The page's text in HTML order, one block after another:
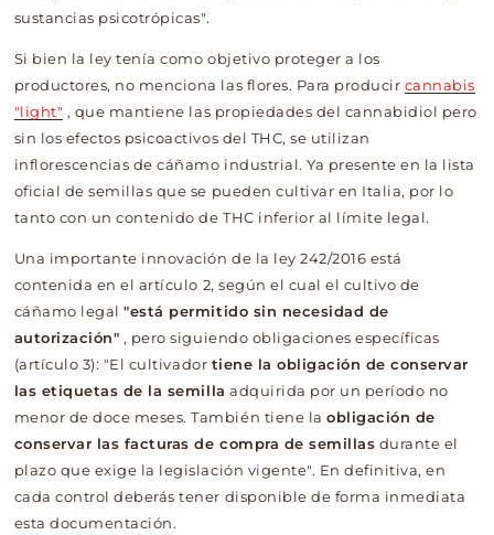
sustancias psicotrópicas".
Si bien la ley tenía como objetivo proteger a los
productores, no menciona las flores. Para producir cannabis
"light" , que mantiene las propiedades del cannabidiol pero
sin los efectos psicoactivos del THC, se utilizan
inflorescencias de cáñamo industrial. Ya presente en la lista
oficial de semillas que se pueden cultivar en Italia, por lo
tanto con un contenido de THC inferior al límite legal.
Una importante innovación de la ley 242/2016 está
contenida en el artículo 2, según el cual el cultivo de
cáñamo legal"está permitido sin necesidad de
autorización" , pero siguiendo obligaciones específicas
(artículo 3): "El cultivador tiene la obligación de conservar
las etiquetas de la semilla adquirida por un período no
menor de doce meses. También tiene laobligación de
conservar las facturas de compra de semillas durante el
plazo que exige la legislación vigente". En definitiva, en
cada control deberás tener disponible de forma inmediata
esta documentación.